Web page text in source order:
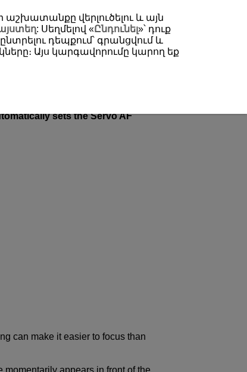
sets the Servo AF
can make it easier to focus than
momentarily appears in front of the
աշխատանքը վերլուծելու և այն
: Սեղմելով «Ընդունել»՝ դուք
դեպքում՝ գրանցվում և
Այս կարգավորումը կարող եք